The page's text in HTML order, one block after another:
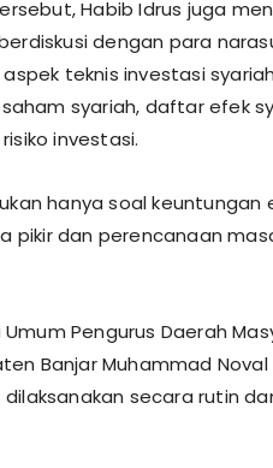
Habib Idrus juga
dengan para
teknis investasi
syariah, daftar efek
investasi.
hanya soal keuntungan
pikir dan perencanaan
Pengurus Daerah
Banjar Muhammad
secara rutin